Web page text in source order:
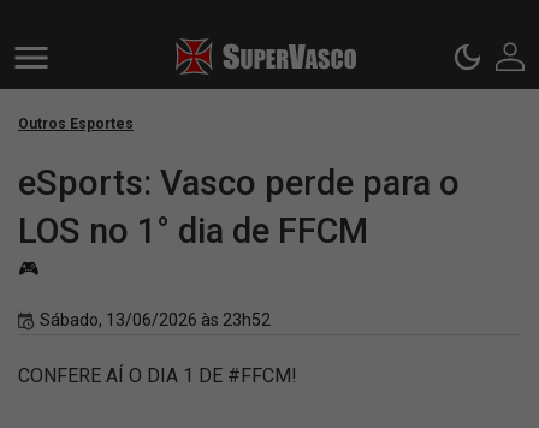
Outros Esportes
eSports: Vasco perde para o
LOS no 1° dia de FFCM
🎮
Sábado, 13/06/2026 às 23h52
CONFERE AÍ O DIA 1 DE #FFCM!